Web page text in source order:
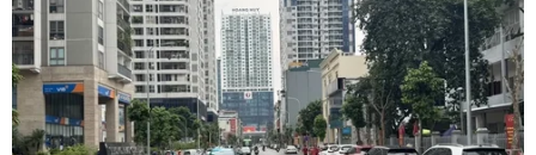
cho ngành xe điện
03/08/2026 09:46